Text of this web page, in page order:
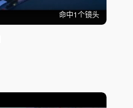
命中1个镜头